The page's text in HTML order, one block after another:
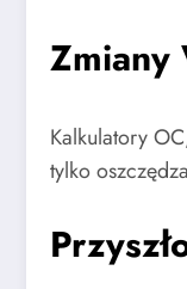
Zmiany
Kalkulatory
tylko